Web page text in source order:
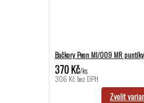
Bačkory Peon MI/009 MR puntíky
370 Kč/ks
306 Kč bez DPH
Zvolit